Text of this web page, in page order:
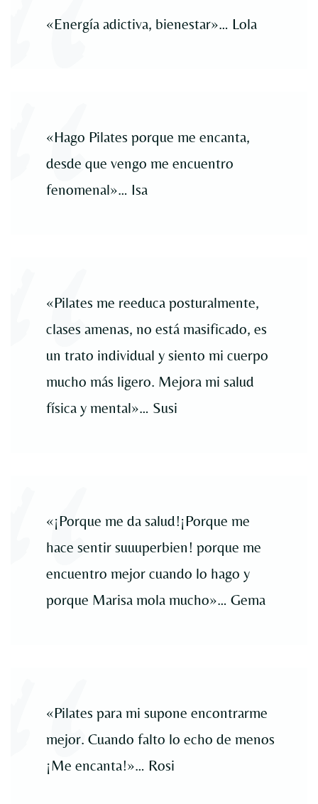
«Energía adictiva, bienestar»… Lola
«Hago Pilates porque me encanta,
desde que vengo me encuentro
fenomenal»… Isa
«Pilates me reeduca posturalmente,
clases amenas, no está masificado, es
un trato individual y siento mi cuerpo
mucho más ligero. Mejora mi salud
física y mental»… Susi
«¡Porque me da salud!¡Porque me
hace sentir suuuperbien! porque me
encuentro mejor cuando lo hago y
porque Marisa mola mucho»… Gema
«Pilates para mi supone encontrarme
mejor. Cuando falto lo echo de menos
¡Me encanta!»… Rosi